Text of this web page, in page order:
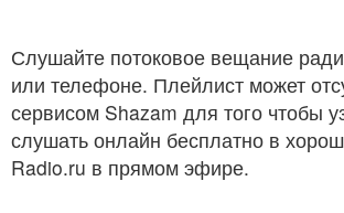
Слушайте потоковое вещание
или телефоне. Плейлист может
сервисом Shazam для того чтобы
слушать онлайн бесплатно в
Radio.ru в прямом эфире.